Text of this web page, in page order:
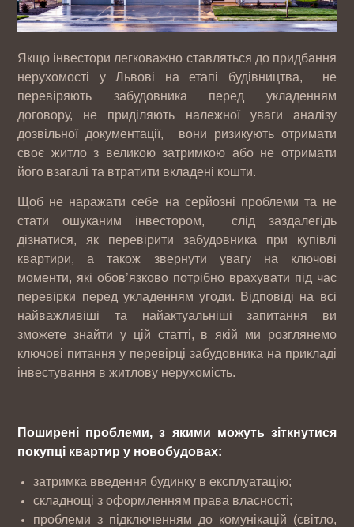
Якщо інвестори легковажно ставляться до придбання
нерухомості у Львові на етапі будівництва, не
перевіряють забудовника перед укладенням
договору, не приділяють належної уваги аналізу
дозвільної документації, вони ризикують отримати
своє житло з великою затримкою або не отримати
його взагалі та втратити вкладені кошти.
Щоб не наражати себе на серйозні проблеми та не
стати ошуканим інвестором, слід заздалегідь
дізнатися, як перевірити забудовника при купівлі
квартири, а також звернути увагу на ключові
моменти, які обов’язково потрібно врахувати під час
перевірки перед укладенням угоди. Відповіді на всі
найважливіші та найактуальніші запитання ви
зможете знайти у цій статті, в якій ми розглянемо
ключові питання у перевірці забудовника на прикладі
інвестування в житлову нерухомість.
Поширені проблеми, з якими можуть зіткнутися
покупці квартир у новобудовах:
затримка введення будинку в експлуатацію;
складнощі з оформленням права власності;
проблеми з підключенням до комунікацій (світло,